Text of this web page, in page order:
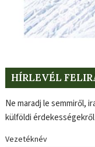
HÍRLEVÉL
Ne maradj le semmiről,
külföldi
Vezetéknév